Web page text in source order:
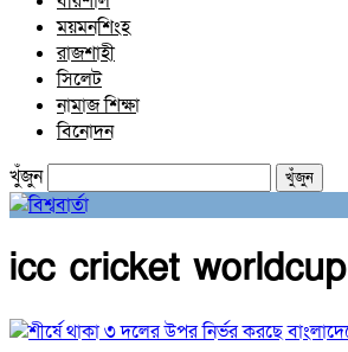
ময়মনশিংহ
রাজশাহী
সিলেট
নামাজ শিক্ষা
বিনোদন
খুঁজুন
icc cricket worldcup